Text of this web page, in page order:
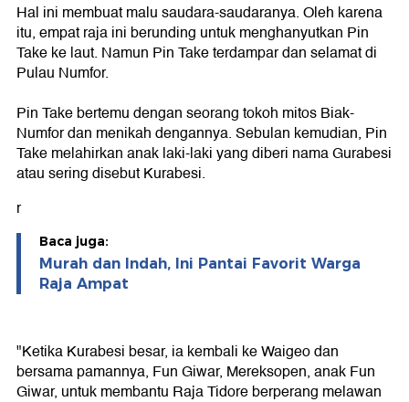
Hal ini membuat malu saudara-saudaranya. Oleh karena
itu, empat raja ini berunding untuk menghanyutkan Pin
Take ke laut. Namun Pin Take terdampar dan selamat di
Pulau Numfor.
Pin Take bertemu dengan seorang tokoh mitos Biak-
Numfor dan menikah dengannya. Sebulan kemudian, Pin
Take melahirkan anak laki-laki yang diberi nama Gurabesi
atau sering disebut Kurabesi.
r
Baca juga:
Murah dan Indah, Ini Pantai Favorit Warga
Raja Ampat
"Ketika Kurabesi besar, ia kembali ke Waigeo dan
bersama pamannya, Fun Giwar, Mereksopen, anak Fun
Giwar, untuk membantu Raja Tidore berperang melawan